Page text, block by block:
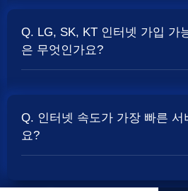
서 일정 금액이 할인됩니다. 할인
통신사 정책에 따라 다릅니다. 합리
Q. LG, SK, KT 인터넷 가입 가
은 무엇인가요?
스에서 주소를 입력하시면 가입 가
인하실 수 있습니다. 설치 가능한 회
Q. 인터넷 속도가 가장 빠른 서
요?